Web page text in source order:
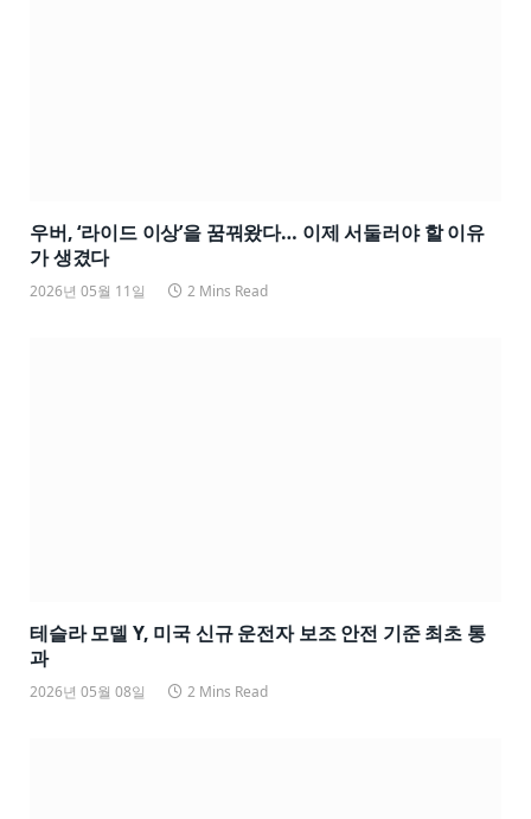
우버, ‘라이드 이상’을 꿈꿔왔다… 이제 서둘러야 할 이유
가 생겼다
2026년 05월 11일 2 Mins Read
테슬라 모델 Y, 미국 신규 운전자 보조 안전 기준 최초 통
과
2026년 05월 08일 2 Mins Read